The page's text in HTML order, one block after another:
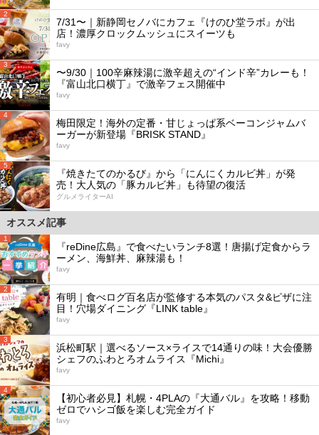
2
7/31〜｜新静岡セノバにカフェ『けのひ堂ラボ』が出
店！濃厚クロックムッシュにスイーツも
favy
3
〜9/30｜100辛麻辣湯に激辛超えの“インド辛”カレーも！
『富山北口横丁』で激辛フェス開催中
favy
4
梅田限定！海外の定番・甘じょっぱ系ベーコンジャムバ
ーガーが新登場『BRISK STAND』
favy
5
『焼きたてのかるび』から「にんにくカルビ丼」が発
売！大人気の「豚カルビ丼」も待望の復活
グルメライターAI
オススメ記事
1
『reDine広島』で食べたいランチ8選！唐揚げ定食からラ
ーメン、海鮮丼、麻辣湯も！
favy
2
有明｜食べログ百名店が監修する本気のパスタ&ピザに注
目！穴場ダイニング『LINK table』
favy
3
浜松町駅｜選べるソース×ライスで14通りの味！大会優勝
シェフのふわとろオムライス『Michi』
favy
4
【初心者必見】札幌・4PLAの『大通バル』を攻略！移動
ゼロでハシゴ飯を楽しむ完全ガイド
favy